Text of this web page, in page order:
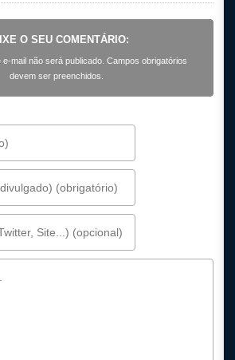
O SEU COMENTÁRIO:
mail não será publicado. Campos obrigatórios
devem ser preenchidos.